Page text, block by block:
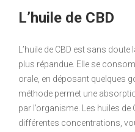
L’huile de CBD
L’huile de CBD est sans
plus répandue. Elle se
orale, en déposant quelques
méthode permet une
par l’organisme. Les huiles
différentes concentrations,